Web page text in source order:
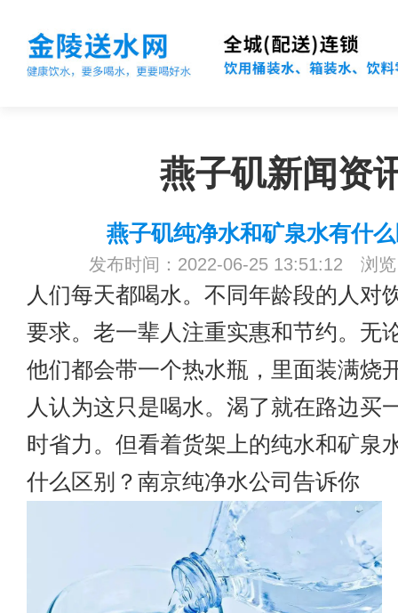
燕子矶新闻资
燕子矶纯净水和矿泉水有什
发布时间：2022-06-25 13:51:12 浏览
人们每天都喝水。不同年龄段的人对
要求。老一辈人注重实惠和节约。无
他们都会带一个热水瓶，里面装满烧
人认为这只是喝水。渴了就在路边买
时省力。但看着货架上的纯水和矿泉
什么区别？ 南京纯净水公司告诉你